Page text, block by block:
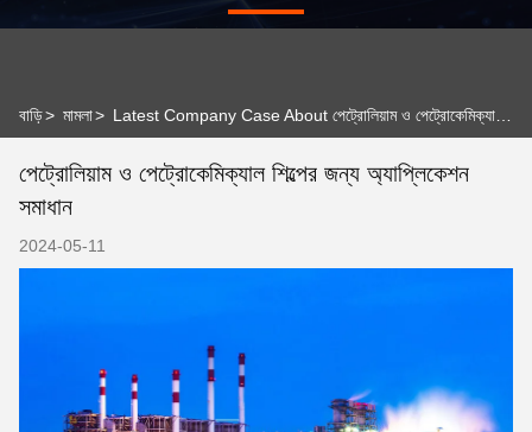
বাড়ি> মামলা>
পেট্রোলিয়াম ও পেট্রোকেমিক্যাল শিল্পের জন্য অ্যাপ্লিকেশন
সমাধান
2024-05-11